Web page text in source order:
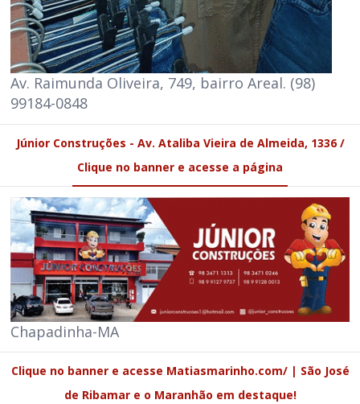
Av. Raimunda Oliveira, 749, bairro Areal. (98)
99184-0848
Júnior Construções - Av. Ataliba Vieira de Almeida, 1336 /
Clique no banner e acesse a página
Chapadinha-MA
Clique no banner e acesse Matiasmarinho.com/ | São José
de Ribamar e o Maranhão em destaque!